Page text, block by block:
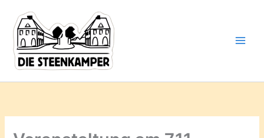
Inhalt
springen
deine
Mail-
Adresse
ein ...